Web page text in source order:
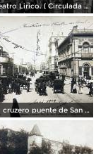
Teatro Lirico. ( Circulada el 1 de Agosto de 1926 ).
El cruzero puente de San Francisco y Guardiola por el fotografo Felix Miret.